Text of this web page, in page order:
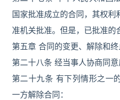
国家批准成立的合同，其权
准机关批准。但是，已批准的
第五章 合同的变更、解除和终
第二十八条 经当事人协商同意
第二十九条 有下列情形之一
一方解除合同：